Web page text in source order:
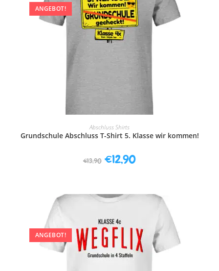
ANGEBOT!
AUSFÜHRUNG WÄHLEN
Abschluss Shirts
Grundschule Abschluss T-Shirt 5. Klasse wir kommen!
€13,90 €12,90
ANGEBOT!